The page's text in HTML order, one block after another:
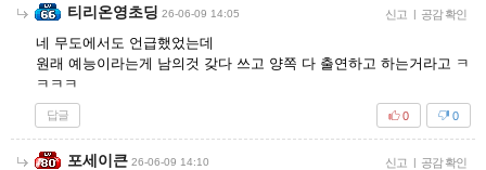
티리온영초딩 26-06-09 14:05 신고 | 공감 확인
네 무도에서도 언급했었는데
원래 예능이라는게 남의것 갖다 쓰고 양쪽 다 출연하고 하는거라고 ㅋ
ㅋㅋㅋ
답글 0
0
포세이큰 26-06-09 14:10 신고 | 공감 확인